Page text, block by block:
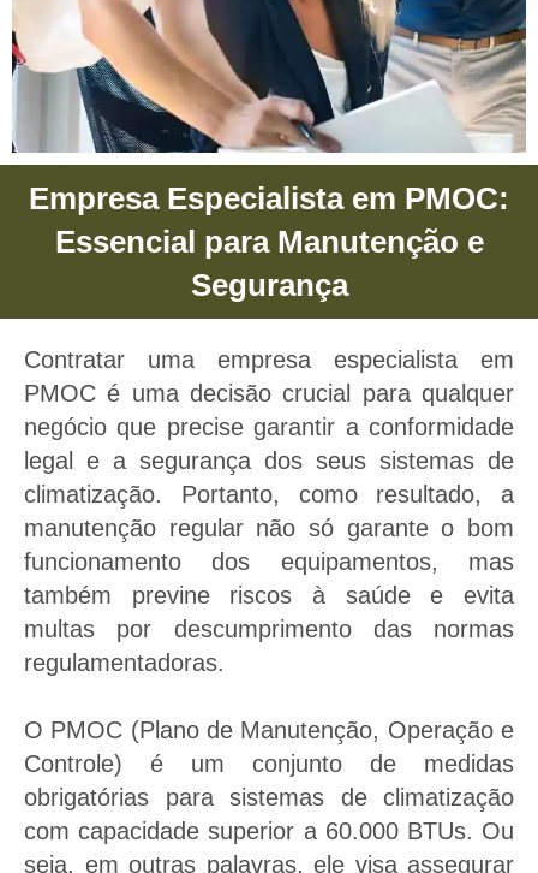
Empresa Especialista Em
PMOC
Empresa Especialista Em PMOC -
para sua empresas e negócios
através do Plano De Manutenção,
Operação e Controle.
Solicitar orçamento de PMOC
Empresa Especialista em PMOC:
Essencial para Manutenção e
Segurança
Contratar uma empresa especialista em
PMOC é uma decisão crucial para qualquer
negócio que precise garantir a conformidade
legal e a segurança dos seus sistemas de
climatização. Portanto, como resultado, a
manutenção regular não só garante o bom
funcionamento dos equipamentos, mas
também previne riscos à saúde e evita
multas por descumprimento das normas
regulamentadoras.
O PMOC (Plano de Manutenção, Operação e
Controle) é um conjunto de medidas
obrigatórias para sistemas de climatização
com capacidade superior a 60.000 BTUs. Ou
seja, em outras palavras, ele visa assegurar